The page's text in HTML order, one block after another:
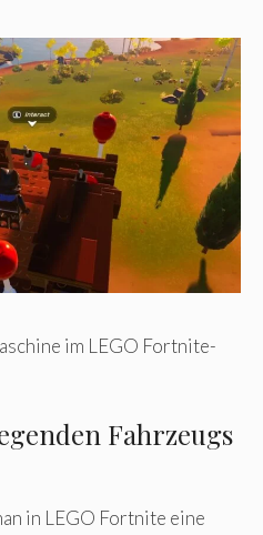
im LEGO Fortnite-
Fahrzeugs
in LEGO Fortnite eine